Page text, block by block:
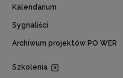
Kalendarium
Sygnaliści
Archiwum projektów PO WER
Szkolenia